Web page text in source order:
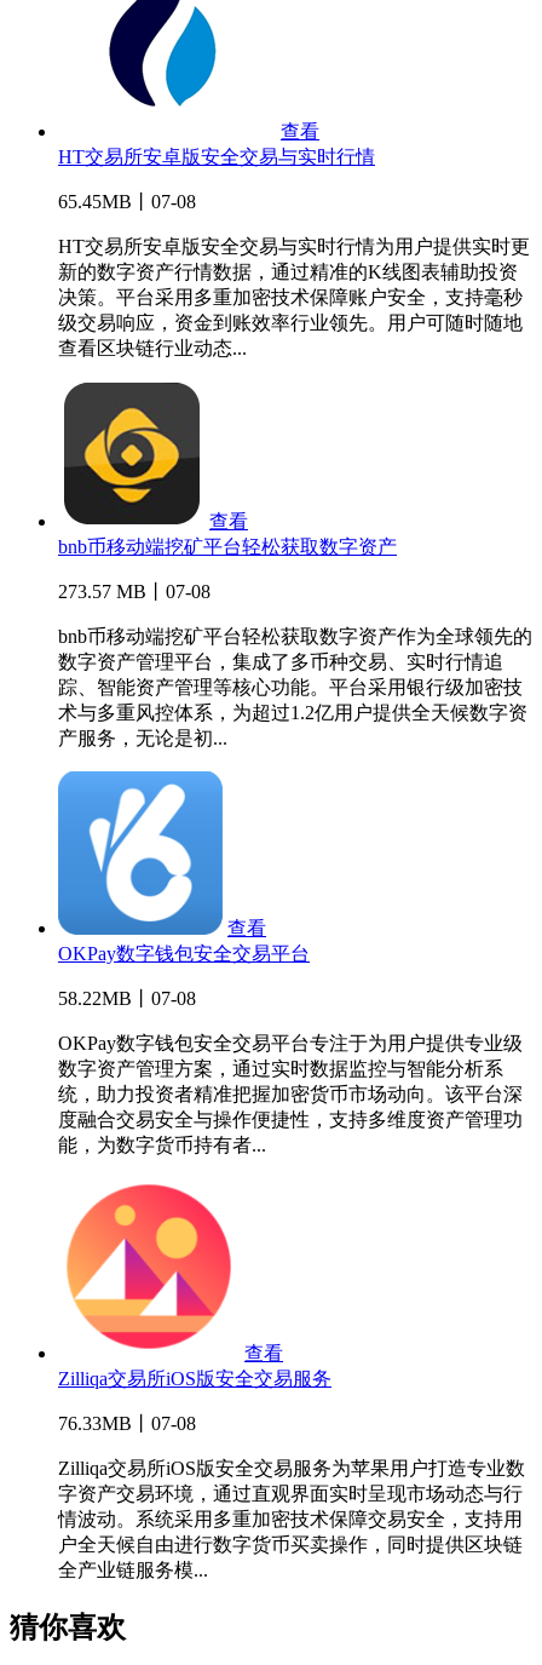
查看
HT交易所安卓版安全交易与实时行情
65.45MB丨07-08
HT交易所安卓版安全交易与实时行情为用户提供实时更
新的数字资产行情数据，通过精准的K线图表辅助投资
决策。平台采用多重加密技术保障账户安全，支持毫秒
级交易响应，资金到账效率行业领先。用户可随时随地
查看区块链行业动态...
查看
bnb币移动端挖矿平台轻松获取数字资产
273.57 MB丨07-08
bnb币移动端挖矿平台轻松获取数字资产作为全球领先的
数字资产管理平台，集成了多币种交易、实时行情追
踪、智能资产管理等核心功能。平台采用银行级加密技
术与多重风控体系，为超过1.2亿用户提供全天候数字资
产服务，无论是初...
查看
OKPay数字钱包安全交易平台
58.22MB丨07-08
OKPay数字钱包安全交易平台专注于为用户提供专业级
数字资产管理方案，通过实时数据监控与智能分析系
统，助力投资者精准把握加密货币市场动向。该平台深
度融合交易安全与操作便捷性，支持多维度资产管理功
能，为数字货币持有者...
查看
Zilliqa交易所iOS版安全交易服务
76.33MB丨07-08
Zilliqa交易所iOS版安全交易服务为苹果用户打造专业数
字资产交易环境，通过直观界面实时呈现市场动态与行
情波动。系统采用多重加密技术保障交易安全，支持用
户全天候自由进行数字货币买卖操作，同时提供区块链
全产业链服务模...
猜你喜欢